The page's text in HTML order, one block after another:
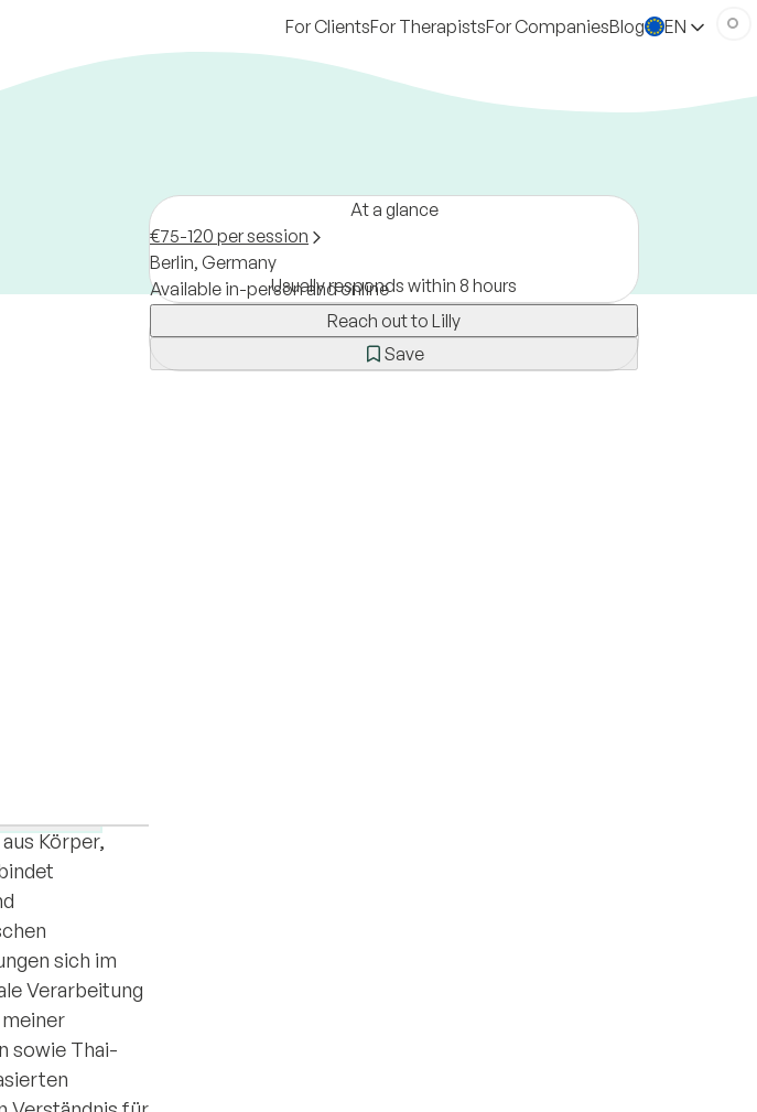
For ClientsFor TherapistsFor CompaniesBlog EN
Körper,
sich im
Verarbeitung
sowie Thai-
At a glance
€75-120 per session
Berlin, Germany
Available in-person and online
Reach out to Lilly
Save
Usually responds within 8 hours